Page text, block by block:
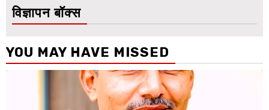
विज्ञापन बॉक्स
YOU MAY HAVE MISSED